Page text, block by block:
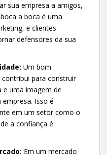
sua empresa a amigos,
a boca é uma
e clientes
defensores da sua
Um bom
para construir
e uma imagem de
empresa. Isso é
em um setor como o
a confiança é
Em um mercado